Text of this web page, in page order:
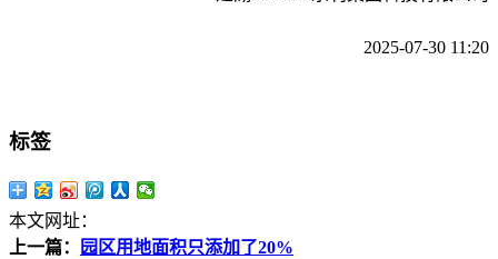
2025-07-30 11:20
标签
本文网址：
上一篇：
园区用地面积只添加了20%